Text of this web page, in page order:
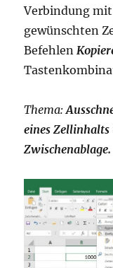
Verbindung
gewünschten
Befehlen
Thema:
eines
Zwischenablage.